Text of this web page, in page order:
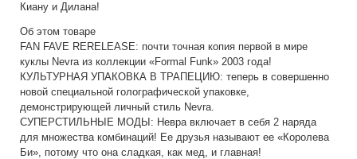
Киану и Дилана!
Об этом товаре
FAN FAVE RERELEASE: почти точная копия первой в мире
куклы Nevra из коллекции «Formal Funk» 2003 года!
КУЛЬТУРНАЯ УПАКОВКА В ТРАПЕЦИЮ: теперь в совершенно
новой специальной голографической упаковке,
демонстрирующей личный стиль Nevra.
СУПЕРСТИЛЬНЫЕ МОДЫ: Невра включает в себя 2 наряда
для множества комбинаций! Ее друзья называют ее «Королева
Би», потому что она сладкая, как мед, и главная!